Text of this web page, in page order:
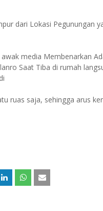
dari Lokasi Pegunungan
media Membenarkan
Saat Tiba di rumah
ruas saja, sehingga arus